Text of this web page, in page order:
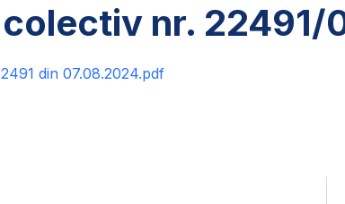
nr. 22491/
din 07.08.2024.pdf